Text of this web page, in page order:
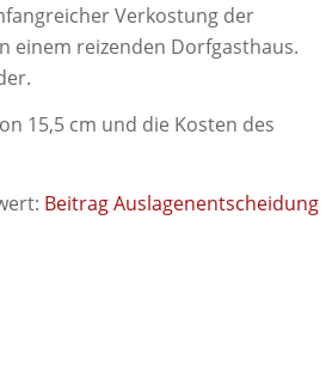
Verkostung der
einem reizenden Dorfgasthaus.
15,5 cm und die Kosten des
Beitrag Auslagenentscheidung